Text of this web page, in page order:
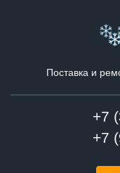
Поставка и
+7
+7